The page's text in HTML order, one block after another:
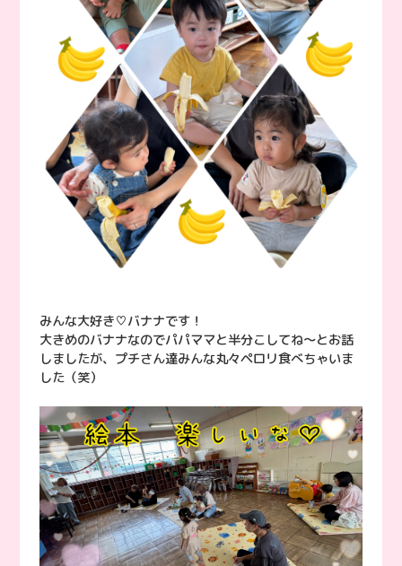
みんな大好き♡バナナです！
大きめのバナナなのでパパママと半分こしてね〜とお話
しましたが、プチさん達みんな丸々ペロリ食べちゃいま
した（笑）